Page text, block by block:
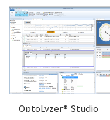
OptoLyzer® Studio